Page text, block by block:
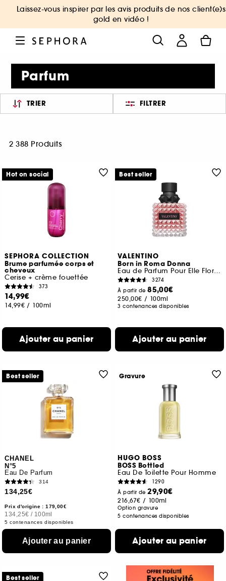
Laissez-vous inspirer par les avis produits de nos client(e)s
gold en vidéo !
Parfum
TRIER FILTRER
2 388 Produits
SEPHORA COLLECTION
Brume parfumée corps et
cheveux
Cerise + crème fouettée
373
14,99€
14,99€ / 100ml
Ajouter au panier
Hot on social
VALENTINO
Born in Roma Donna
Eau de Parfum Pour Elle Florale Ambrée Boisée
3274
À partir de85,00€
250,00€ / 100ml
3 contenances disponibles
Ajouter au panier
Best seller
CHANEL
N°5
Eau De Parfum
314
134,25€
Prix d'origine : 179,00€
134,25€ / 100ml
5 contenances disponibles
Ajouter au panier
Best seller
HUGO BOSS
BOSS Bottled
Eau De Toilette Pour Homme
1290
À partir de29,90€
216,67€ / 100ml
Option gravure
5 contenances disponibles
Ajouter au panier
Gravure
Best seller